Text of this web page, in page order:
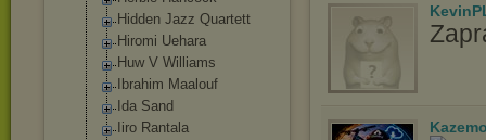
Hidden Jazz Quartett
Hiromi Uehara
Huw V Williams
Ibrahim Maalouf
Ida Sand
Iiro Rantala